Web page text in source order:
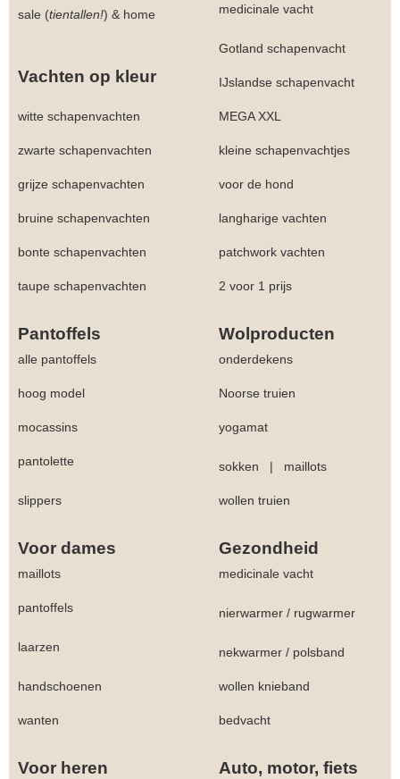
sale (tientallen!) & home medicinale vacht
Gotland schapenvacht
Vachten op kleur IJslandse schapenvacht
witte schapenvachten MEGA XXL
zwarte schapenvachten kleine schapenvachtjes
grijze schapenvachten voor de hond
bruine schapenvachten langharige vachten
bonte schapenvachten patchwork vachten
taupe schapenvachten 2 voor 1 prijs
Pantoffels Wolproducten
alle pantoffels onderdekens
hoog model Noorse truien
mocassins yogamat
pantolette sokken | maillots
slippers wollen truien
Voor dames Gezondheid
maillots medicinale vacht
pantoffels nierwarmer / rugwarmer
laarzen nekwarmer / polsband
handschoenen wollen knieband
wanten bedvacht
Voor heren Auto, motor, fiets